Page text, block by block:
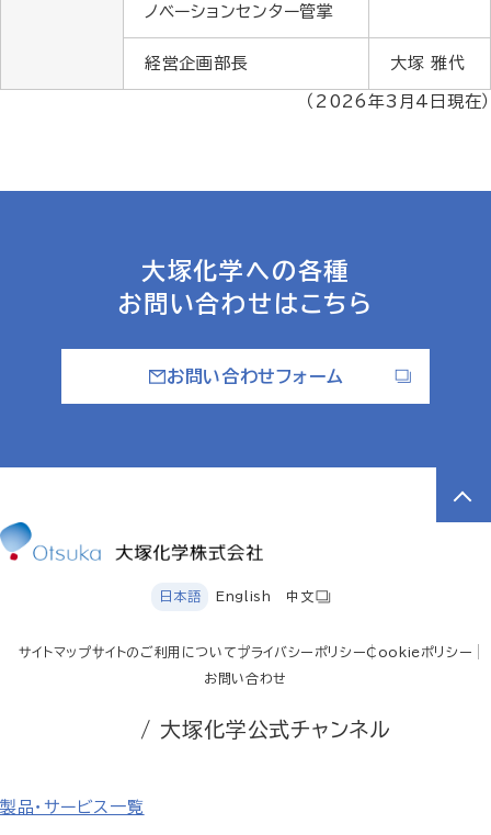
ノベーションセンター管掌
経営企画部長 大塚 雅代
（2026年3月4日現在）
大塚化学への各種
お問い合わせはこちら
お問い合わせフォーム
日本語 English 中文
サイトマップサイトのご利用についてプライバシーポリシーCookieポリシー
お問い合わせ
/ 大塚化学公式チャンネル
製品・サービス一覧